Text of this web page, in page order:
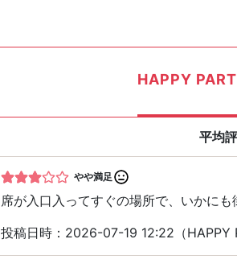
HAPPY
平均
やや満足
席が入口入ってすぐの場所で、いかにも
投稿日時：2026-07-19 12:22（HAPPY